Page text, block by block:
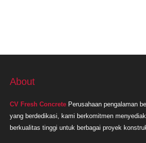
About
CV Fresh Concrete Perusahaan pengalaman
yang berdedikasi, kami berkomitmen
berkualitas tinggi untuk berbagai proyek